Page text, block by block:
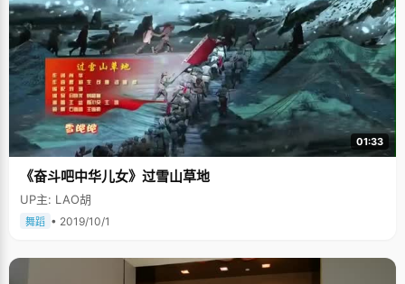
01:33
《奋斗吧中华儿女》过雪山草地
UP主: LAO胡
舞蹈 • 2019/10/1